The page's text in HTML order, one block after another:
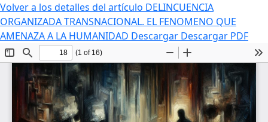
Volver a los detalles del artículo DELINCUENCIA
ORGANIZADA TRANSNACIONAL. EL FENOMENO QUE
AMENAZA A LA HUMANIDAD Descargar Descargar PDF